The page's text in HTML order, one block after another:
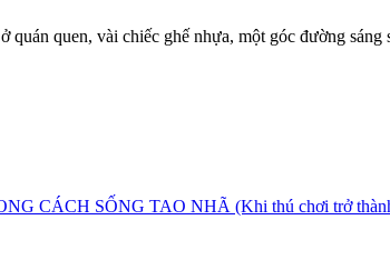
quen, vài chiếc ghế nhựa, một góc đường sáng
CÁCH SỐNG TAO NHÃ (Khi thú chơi trở